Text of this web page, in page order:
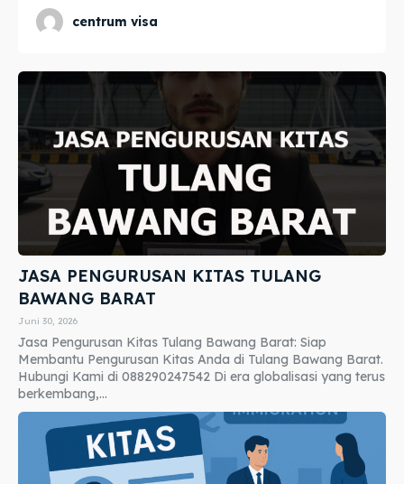
centrum visa
JASA PENGURUSAN KITAS TULANG
BAWANG BARAT
Juni 30, 2026
Jasa Pengurusan Kitas Tulang Bawang Barat: Siap
Membantu Pengurusan Kitas Anda di Tulang Bawang Barat.
Hubungi Kami di 088290247542 Di era globalisasi yang terus
berkembang,...